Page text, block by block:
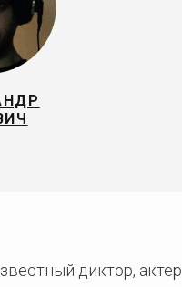
диктор, актер